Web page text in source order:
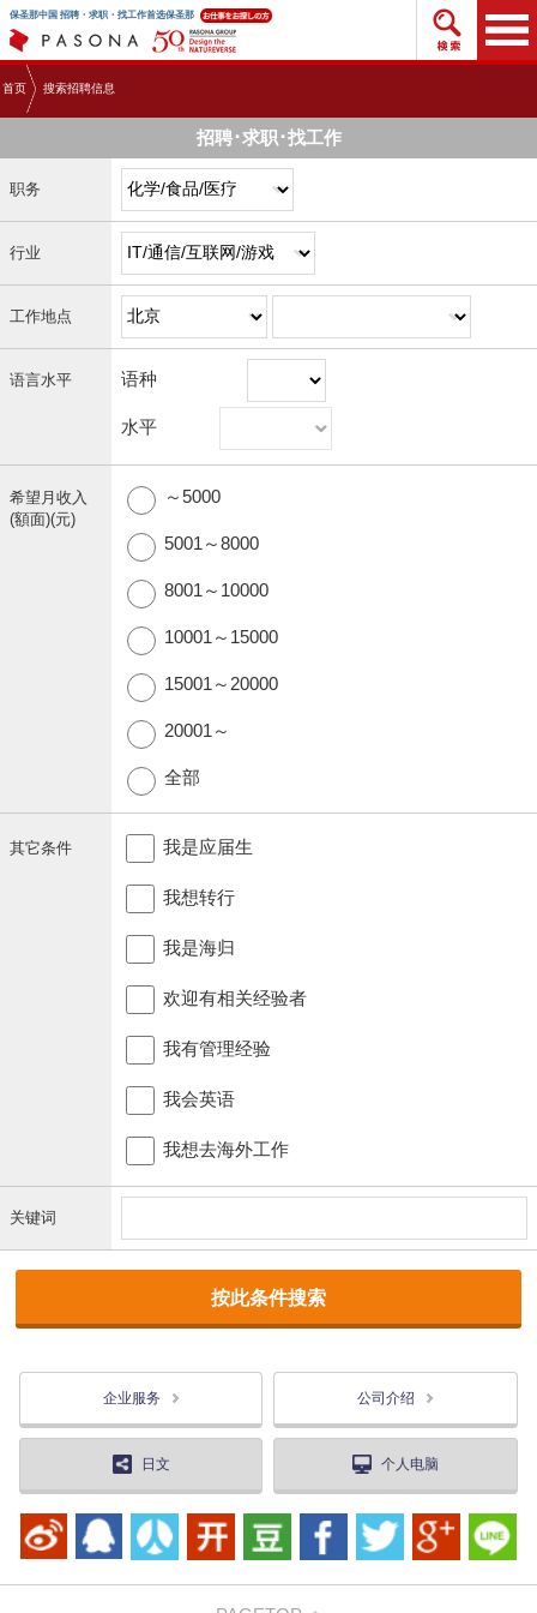
保圣那中国 招聘・求职・找工作首选保圣那 搜索
首页 搜索招聘信息
招聘･求职･找工作
职务
行业
工作地点
语言水平 语种
水平
希望月收入
(額面)(元)
～5000
5001～8000
8001～10000
10001～15000
15001～20000
20001～
全部
其它条件 我是应届生
我想转行
我是海归
欢迎有相关经验者
我有管理经验
我会英语
我想去海外工作
关键词
企业服务 公司介绍
日文 个人电脑